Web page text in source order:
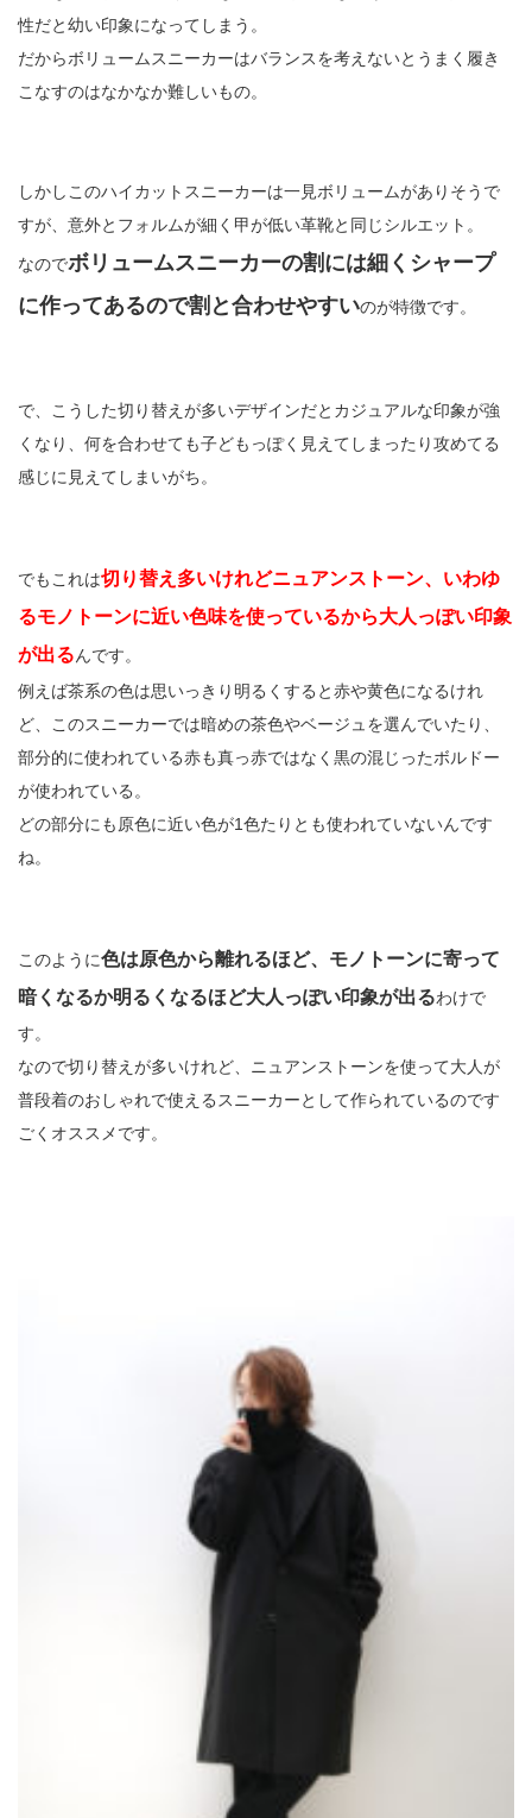
性だと幼い印象になってしまう。
だからボリュームスニーカーはバランスを考えないとうまく履き
こなすのはなかなか難しいもの。
しかしこのハイカットスニーカーは一見ボリュームがありそうで
すが、意外とフォルムが細く甲が低い革靴と同じシルエット。
なのでボリュームスニーカーの割には細くシャープ
に作ってあるので割と合わせやすいのが特徴です。
で、こうした切り替えが多いデザインだとカジュアルな印象が強
くなり、何を合わせても子どもっぽく見えてしまったり攻めてる
感じに見えてしまいがち。
でもこれは切り替え多いけれどニュアンストーン、いわゆ
るモノトーンに近い色味を使っているから大人っぽい印象
が出るんです。
例えば茶系の色は思いっきり明るくすると赤や黄色になるけれ
ど、このスニーカーでは暗めの茶色やベージュを選んでいたり、
部分的に使われている赤も真っ赤ではなく黒の混じったボルドー
が使われている。
どの部分にも原色に近い色が1色たりとも使われていないんです
ね。
このように色は原色から離れるほど、モノトーンに寄って
暗くなるか明るくなるほど大人っぽい印象が出るわけで
す。
なので切り替えが多いけれど、ニュアンストーンを使って大人が
普段着のおしゃれで使えるスニーカーとして作られているのです
ごくオススメです。